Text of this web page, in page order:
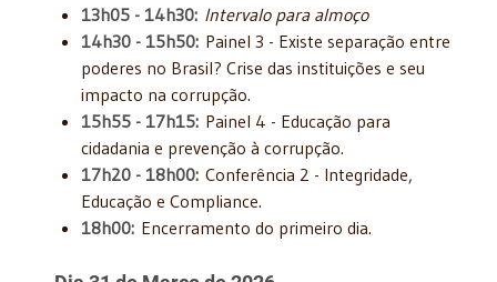
13h05 - 14h30: Intervalo para almoço
14h30 - 15h50: Painel 3 - Existe separação entre
poderes no Brasil? Crise das instituições e seu
impacto na corrupção.
15h55 - 17h15: Painel 4 - Educação para
cidadania e prevenção à corrupção.
17h20 - 18h00: Conferência 2 - Integridade,
Educação e Compliance.
18h00: Encerramento do primeiro dia.